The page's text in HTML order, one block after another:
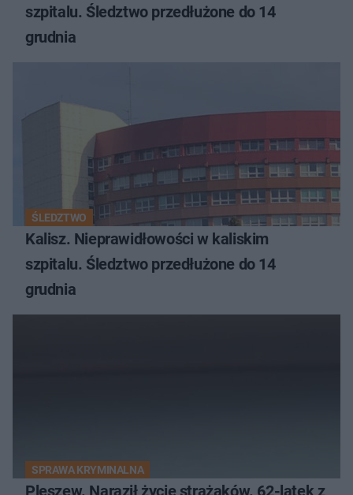
szpitalu. Śledztwo przedłużone do 14
grudnia
ŚLEDZTWO
Kalisz. Nieprawidłowości w kaliskim
szpitalu. Śledztwo przedłużone do 14
grudnia
SPRAWA KRYMINALNA
Pleszew. Naraził życie strażaków. 62-latek z